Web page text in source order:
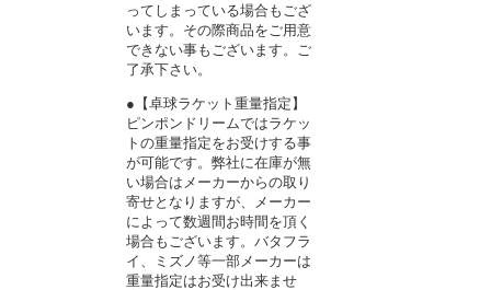
ってしまっている場合もござ
います。その際商品をご用意
できない事もございます。ご
了承下さい。
●【卓球ラケット重量指定】
ピンポンドリームではラケッ
トの重量指定をお受けする事
が可能です。弊社に在庫が無
い場合はメーカーからの取り
寄せとなりますが、メーカー
によって数週間お時間を頂く
場合もございます。バタフラ
イ、ミズノ等一部メーカーは
重量指定はお受け出来ませ